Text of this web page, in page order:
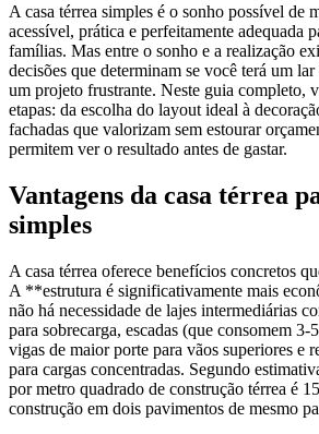
A casa térrea simples é o sonho possível
acessível, prática e perfeitamente adequada
famílias. Mas entre o sonho e a realização
decisões que determinam se você terá um
um projeto frustrante. Neste guia completo,
etapas: da escolha do layout ideal à
fachadas que valorizam sem estourar
permitem ver o resultado antes de gastar.
Vantagens da casa térrea
simples
A casa térrea oferece benefícios concretos
A **estrutura é significativamente mais
não há necessidade de lajes intermediárias
para sobrecarga, escadas (que consomem 3-
vigas de maior porte para vãos superiores e
para cargas concentradas. Segundo
por metro quadrado de construção térrea é
construção em dois pavimentos de mesmo